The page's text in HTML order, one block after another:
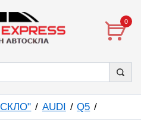
0
AUDI Q5